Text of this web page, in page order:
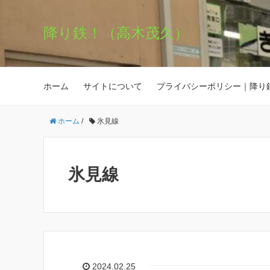
降り鉄！（高木茂久）
ホーム サイトについて プライバシーポリシー｜降り
ホーム / 氷見線
氷見線
2024.02.25